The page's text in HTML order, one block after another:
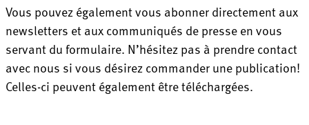
Vous pouvez également vous abonner directement aux
newsletters et aux communiqués de presse en vous
servant du formulaire. N’hésitez pas à prendre contact
avec nous si vous désirez commander une publication!
Celles-ci peuvent également être téléchargées.